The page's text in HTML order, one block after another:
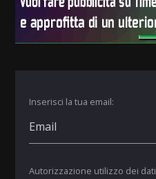
Inserisci la tua email:
Autorizzazione utilizzo dei dati